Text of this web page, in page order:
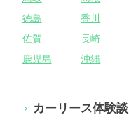
徳島
香川
佐賀
長崎
鹿児島
沖縄
カーリース体験談